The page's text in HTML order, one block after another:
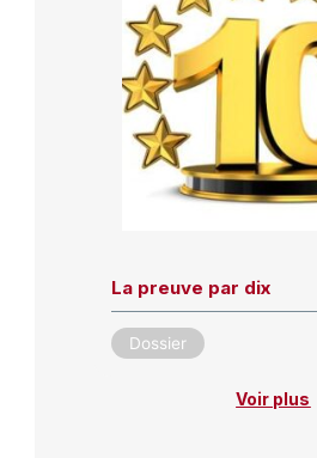
La preuve par dix
Dossier
Voir plus